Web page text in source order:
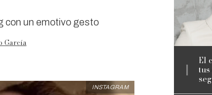
con un emotivo gesto
García
INSTAGRAM
El
tus